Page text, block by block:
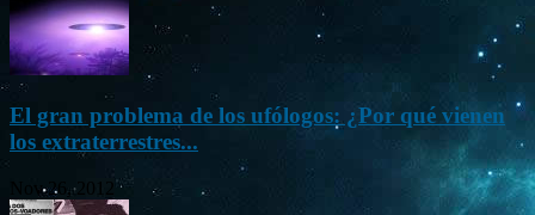
El gran problema de los ufólogos: ¿Por qué vienen
los extraterrestres...
Nov 26, 2012